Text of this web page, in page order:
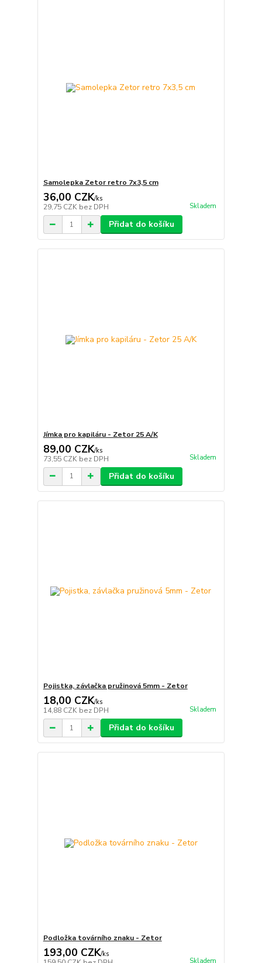
Samolepka Zetor retro 7x3,5 cm
36,00 CZK/ks
29,75 CZK bez DPH Skladem
Přidat do košíku
Jímka pro kapiláru - Zetor 25 A/K
89,00 CZK/ks
73,55 CZK bez DPH Skladem
Přidat do košíku
Pojistka, závlačka pružinová 5mm - Zetor
18,00 CZK/ks
14,88 CZK bez DPH Skladem
Přidat do košíku
Podložka továrního znaku - Zetor
193,00 CZK/ks
Skladem